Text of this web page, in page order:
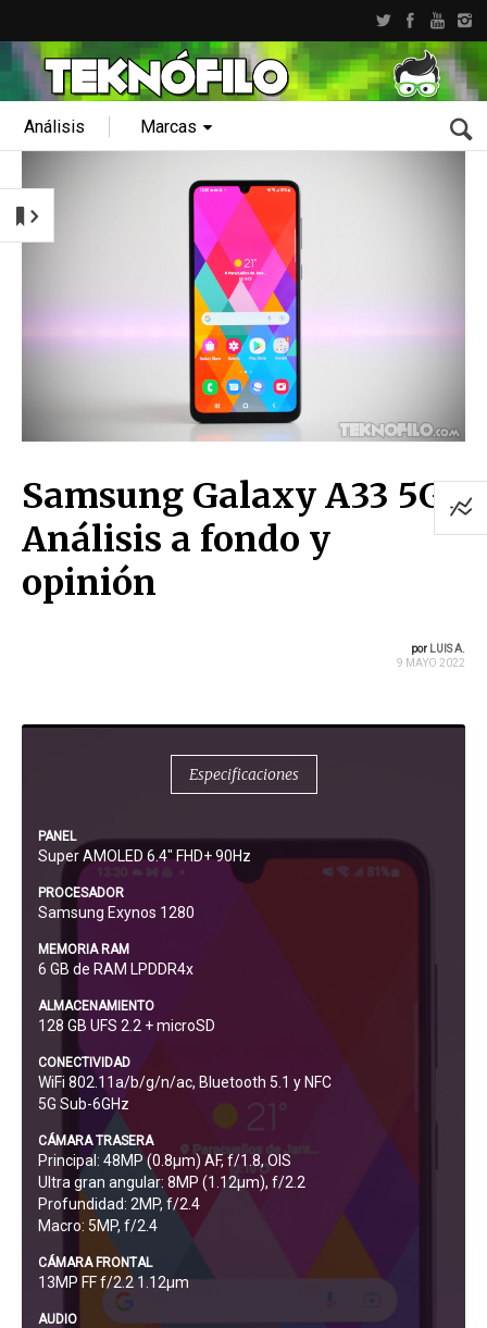
Análisis Marcas
Samsung Galaxy A33 5G:
Análisis a fondo y
opinión
por LUIS A.
9 MAYO 2022
Especificaciones
PANEL
Super AMOLED 6.4″ FHD+ 90Hz
PROCESADOR
Samsung Exynos 1280
MEMORIA RAM
6 GB de RAM LPDDR4x
ALMACENAMIENTO
128 GB UFS 2.2 + microSD
CONECTIVIDAD
WiFi 802.11a/b/g/n/ac, Bluetooth 5.1 y NFC
5G Sub-6GHz
CÁMARA TRASERA
Principal: 48MP (0.8μm) AF, f/1.8, OIS
Ultra gran angular: 8MP (1.12μm), f/2.2
Profundidad: 2MP, f/2.4
Macro: 5MP, f/2.4
CÁMARA FRONTAL
13MP FF f/2.2 1.12μm
AUDIO